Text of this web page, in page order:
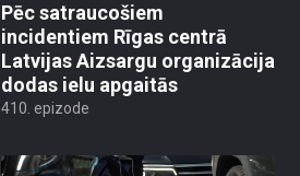
Pēc satraucošiem
incidentiem Rīgas centrā
Latvijas Aizsargu organizācija
dodas ielu apgaitās
410. epizode